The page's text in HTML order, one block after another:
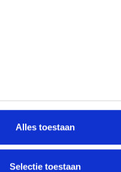
Alles toestaan
Selectie toestaan
jongeren (4-27
en vaardigheden